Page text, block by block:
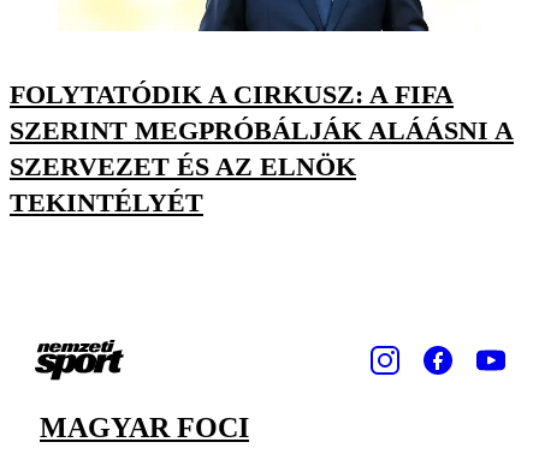
FOLYTATÓDIK A CIRKUSZ: A FIFA
SZERINT MEGPRÓBÁLJÁK ALÁÁSNI A
SZERVEZET ÉS AZ ELNÖK
TEKINTÉLYÉT
MAGYAR FOCI